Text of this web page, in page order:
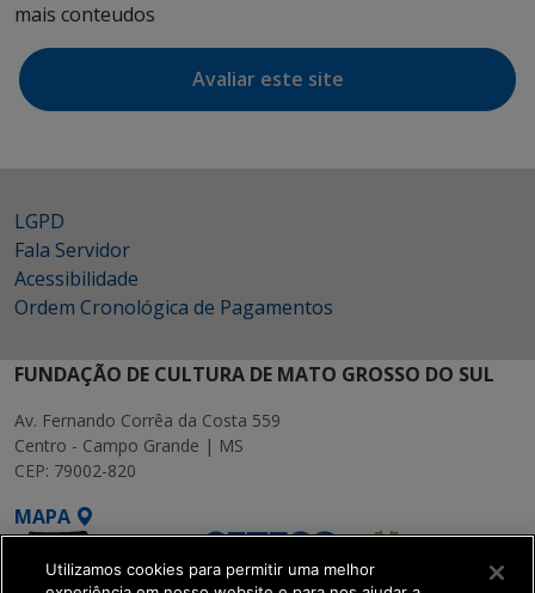
mais conteudos
Avaliar este site
LGPD
Fala Servidor
Acessibilidade
Ordem Cronológica de Pagamentos
FUNDAÇÃO DE CULTURA DE MATO GROSSO DO SUL
Av. Fernando Corrêa da Costa 559
Centro - Campo Grande | MS
CEP: 79002-820
MAPA
Utilizamos cookies para permitir uma melhor